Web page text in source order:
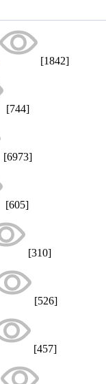
[1842]
[744]
[6973]
[605]
[310]
[526]
[457]